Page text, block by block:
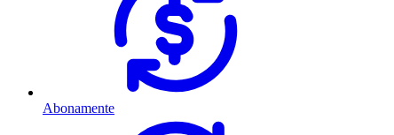
Abonamente